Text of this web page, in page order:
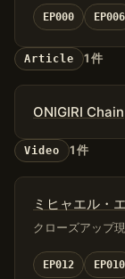
EP000 EP006
Article 1 件
ONIGIRI Chain
Video 1 件
ミヒャエル・
クローズアップ
EP012 EP010